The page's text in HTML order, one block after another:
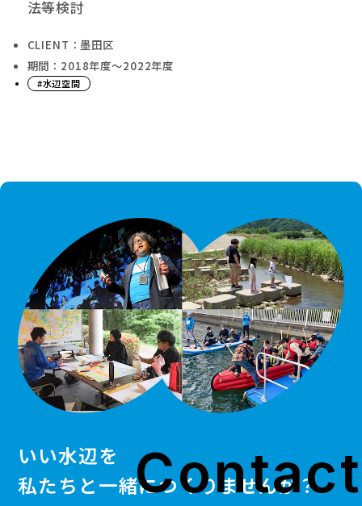
法等検討
CLIENT：墨田区
期間：2018年度〜2022年度
#水辺空間
Contact
いい水辺を
私たちと一緒につくりませんか？